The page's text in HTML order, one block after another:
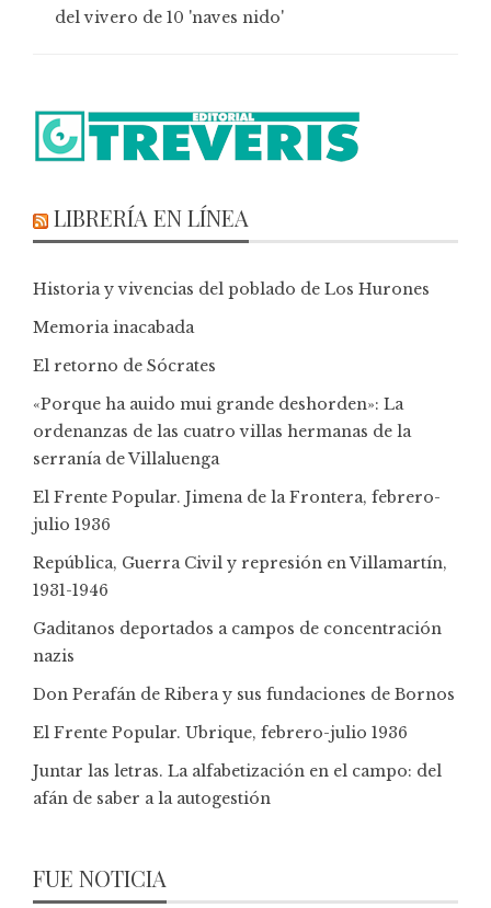
del vivero de 10 'naves nido'
LIBRERÍA EN LÍNEA
Historia y vivencias del poblado de Los Hurones
Memoria inacabada
El retorno de Sócrates
«Porque ha auido mui grande deshorden»: La
ordenanzas de las cuatro villas hermanas de la
serranía de Villaluenga
El Frente Popular. Jimena de la Frontera, febrero-
julio 1936
República, Guerra Civil y represión en Villamartín,
1931-1946
Gaditanos deportados a campos de concentración
nazis
Don Perafán de Ribera y sus fundaciones de Bornos
El Frente Popular. Ubrique, febrero-julio 1936
Juntar las letras. La alfabetización en el campo: del
afán de saber a la autogestión
FUE NOTICIA